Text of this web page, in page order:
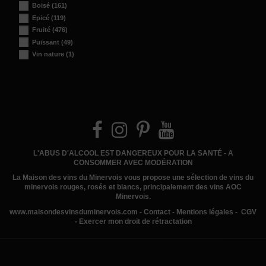
Boisé(161)
Epicé(119)
Fruité(476)
Puissant(49)
Vin nature(1)
L'ABUS D'ALCOOL EST DANGEREUX POUR LA SANTÉ - A
CONSOMMER AVEC MODÉRATION
La Maison des vins du Minervois vous propose une sélection de vins du
minervois rouges, rosés et blancs, principalement des vins AOC
Minervois.
www.maisondesvinsduminervois.com - Contact - Mentions légales - CGV
- Exercer mon droit de rétractation